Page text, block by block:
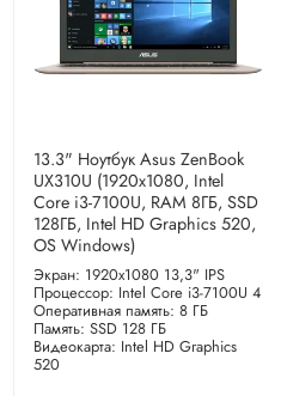
13.3" Ноутбук Asus ZenBook
UX310U (1920x1080, Intel
Core i3-7100U, RAM 8ГБ, SSD
128ГБ, Intel HD Graphics 520,
OS Windows)
Экран: 1920x1080 13,3" IPS
Процессор: Intel Core i3-7100U 4
Оперативная память: 8 ГБ
Память: SSD 128 ГБ
Видеокарта: Intel HD Graphics
520